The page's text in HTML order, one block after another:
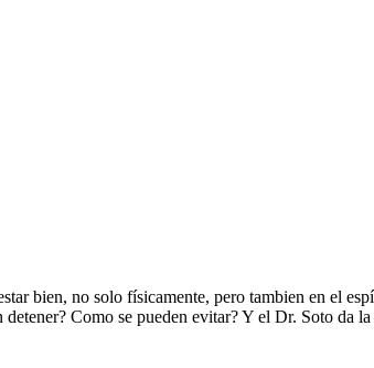
bien, no solo físicamente, pero tambien en el
Como se pueden evitar? Y el Dr. Soto da